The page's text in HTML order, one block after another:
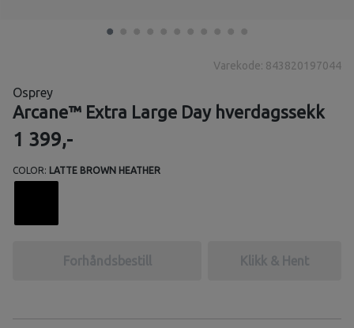
Varekode: 843820197044
Osprey
Arcane™ Extra Large Day hverdagssekk
1 399,-
COLOR: LATTE BROWN HEATHER
Forhåndsbestill Klikk & Hent